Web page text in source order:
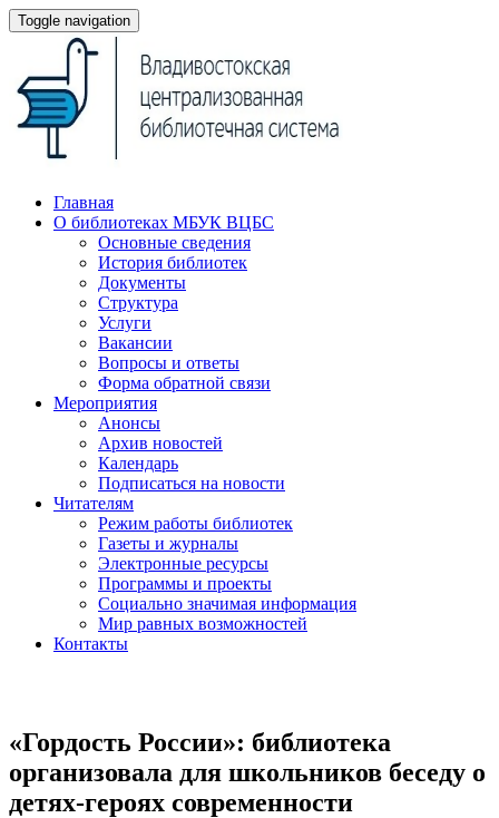
Toggle navigation
Главная
О библиотеках МБУК ВЦБС
Основные сведения
История библиотек
Документы
Структура
Услуги
Вакансии
Вопросы и ответы
Форма обратной связи
Мероприятия
Анонсы
Архив новостей
Календарь
Подписаться на новости
Читателям
Режим работы библиотек
Газеты и журналы
Электронные ресурсы
Программы и проекты
Социально значимая информация
Мир равных возможностей
Контакты
«Гордость России»: библиотека
организовала для школьников беседу о
детях-героях современности